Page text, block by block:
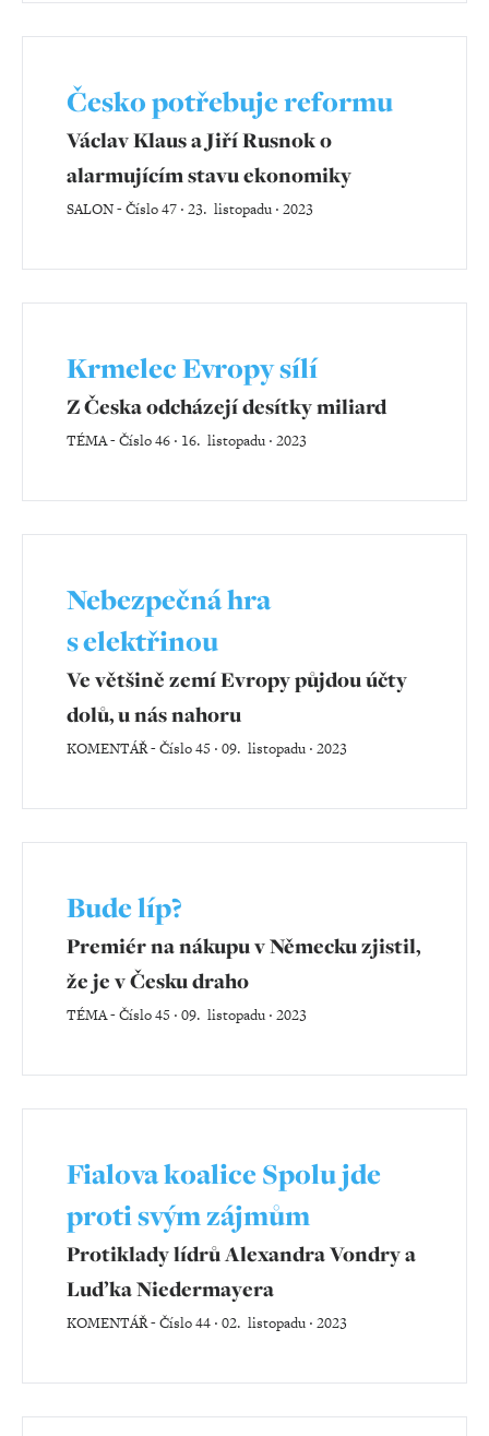
Česko potřebuje reformu
Václav Klaus a Jiří Rusnok o
alarmujícím stavu ekonomiky
SALON-Číslo 47 ‧ 23. listopadu ‧ 2023
Krmelec Evropy sílí
Z Česka odcházejí desítky miliard
TÉMA-Číslo 46 ‧ 16. listopadu ‧ 2023
Nebezpečná hra
s elektřinou
Ve většině zemí Evropy půjdou účty
dolů, u nás nahoru
KOMENTÁŘ-Číslo 45 ‧ 09. listopadu ‧ 2023
Bude líp?
Premiér na nákupu v Německu zjistil,
že je v Česku draho
TÉMA-Číslo 45 ‧ 09. listopadu ‧ 2023
Fialova koalice Spolu jde
proti svým zájmům
Protiklady lídrů Alexandra Vondry a
Luďka Niedermayera
KOMENTÁŘ-Číslo 44 ‧ 02. listopadu ‧ 2023